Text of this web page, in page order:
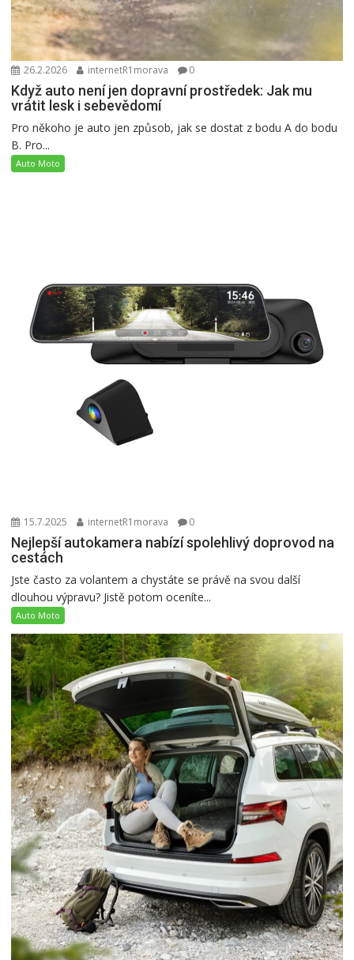
26.2.2026 internetR1morava 0
Když auto není jen dopravní prostředek: Jak mu
vrátit lesk i sebevědomí
Pro někoho je auto jen způsob, jak se dostat z bodu A do bodu
B. Pro...
Auto Moto
15.7.2025 internetR1morava 0
Nejlepší autokamera nabízí spolehlivý doprovod na
cestách
Jste často za volantem a chystáte se právě na svou další
dlouhou výpravu? Jistě potom oceníte...
Auto Moto